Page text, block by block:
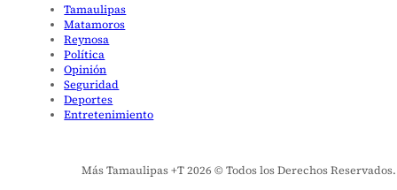
Tamaulipas
Matamoros
Reynosa
Política
Opinión
Seguridad
Deportes
Entretenimiento
Más Tamaulipas +T 2026 © Todos los Derechos